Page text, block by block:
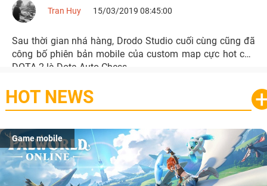
Tran Huy 15/03/2019 08:45:00
Sau thời gian nhá hàng, Drodo Studio cuối cùng cũng đã
công bố phiên bản mobile của custom map cực hot của
DOTA 2 là Dota Auto Chess.
HOT NEWS
Game mobile